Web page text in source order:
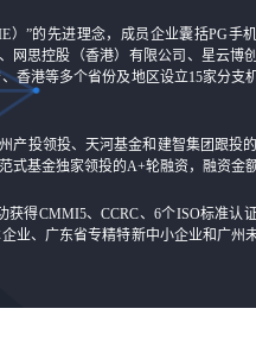
）”的先进理念，成员企业囊括PG手
网思控股（香港）有限公司、星云博
香港等多个省份及地区设立15家分支
产投领投、天河基金和建智集团跟投
式基金独家领投的A+轮融资，融资金
获得CMMI5、CCRC、6个ISO标准认
业、广东省专精特新中小企业和广州